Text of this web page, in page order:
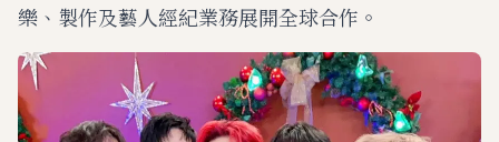
樂、製作及藝人經紀業務展開全球合作。